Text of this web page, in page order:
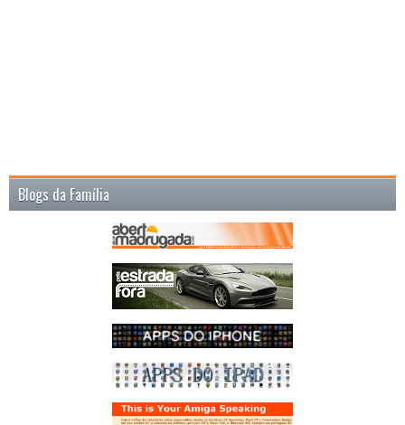
Blogs da Família